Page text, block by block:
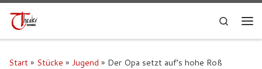
Search
Start» Stücke » Jugend » Der Opa setzt auf’s hohe Roß